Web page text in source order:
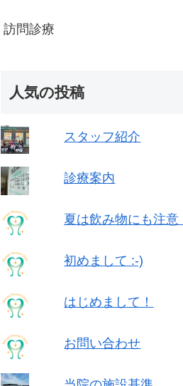
訪問診療
人気の投稿
スタッフ紹介
診療案内
夏は飲み物にも注意
初めまして :-)
はじめまして！
お問い合わせ